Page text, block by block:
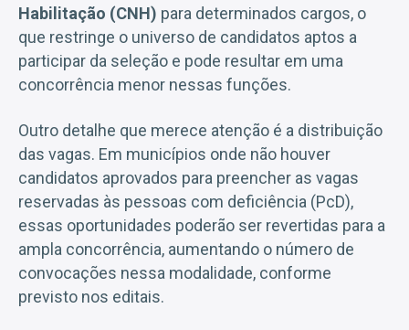
Habilitação (CNH) para determinados cargos, o
que restringe o universo de candidatos aptos a
participar da seleção e pode resultar em uma
concorrência menor nessas funções.
Outro detalhe que merece atenção é a distribuição
das vagas. Em municípios onde não houver
candidatos aprovados para preencher as vagas
reservadas às pessoas com deficiência (PcD),
essas oportunidades poderão ser revertidas para a
ampla concorrência, aumentando o número de
convocações nessa modalidade, conforme
previsto nos editais.